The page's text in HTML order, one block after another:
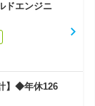
ドエンジニ
】◆年休126